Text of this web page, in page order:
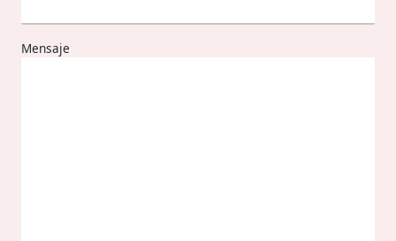
Mensaje